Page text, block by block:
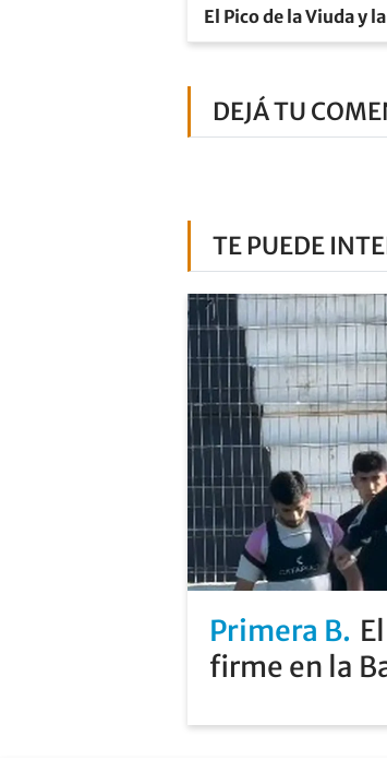
El Pico de la Viuda y
DEJÁ TU
TE PUEDE
Primera B
firme en la